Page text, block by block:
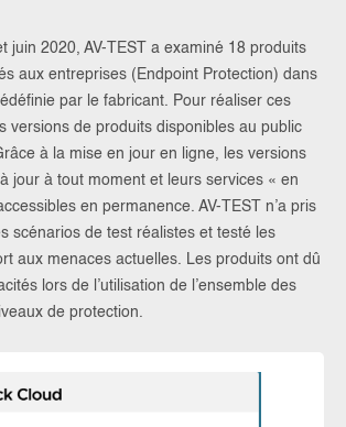
juin 2020, AV-TEST a examiné 18 produits
aux entreprises (Endpoint Protection) dans
par le fabricant. Pour réaliser ces
versions de produits disponibles au public
à la mise en jour en ligne, les versions
jour à tout moment et leurs services « en
en permanence. AV-TEST n’a pris
scénarios de test réalistes et testé les
aux menaces actuelles. Les produits ont dû
lors de l’utilisation de l’ensemble des
de protection.